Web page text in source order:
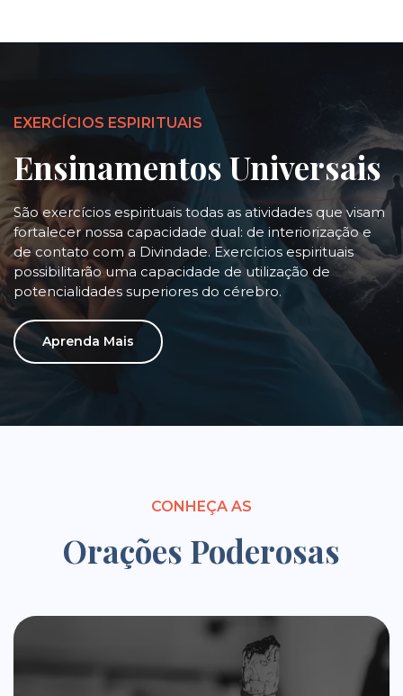
EXERCÍCIOS ESPIRITUAIS
Ensinamentos Universais
São exercícios espirituais todas as atividades que visam
fortalecer nossa capacidade dual: de interiorização e
de contato com a Divindade. Exercícios espirituais
possibilitarão uma capacidade de utilização de
potencialidades superiores do cérebro.
Aprenda Mais
CONHEÇA AS
Orações Poderosas